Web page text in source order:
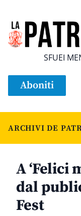
SFUEI
Aboniti
ARCHIVI DE
A ‘Felici
dal
Fest